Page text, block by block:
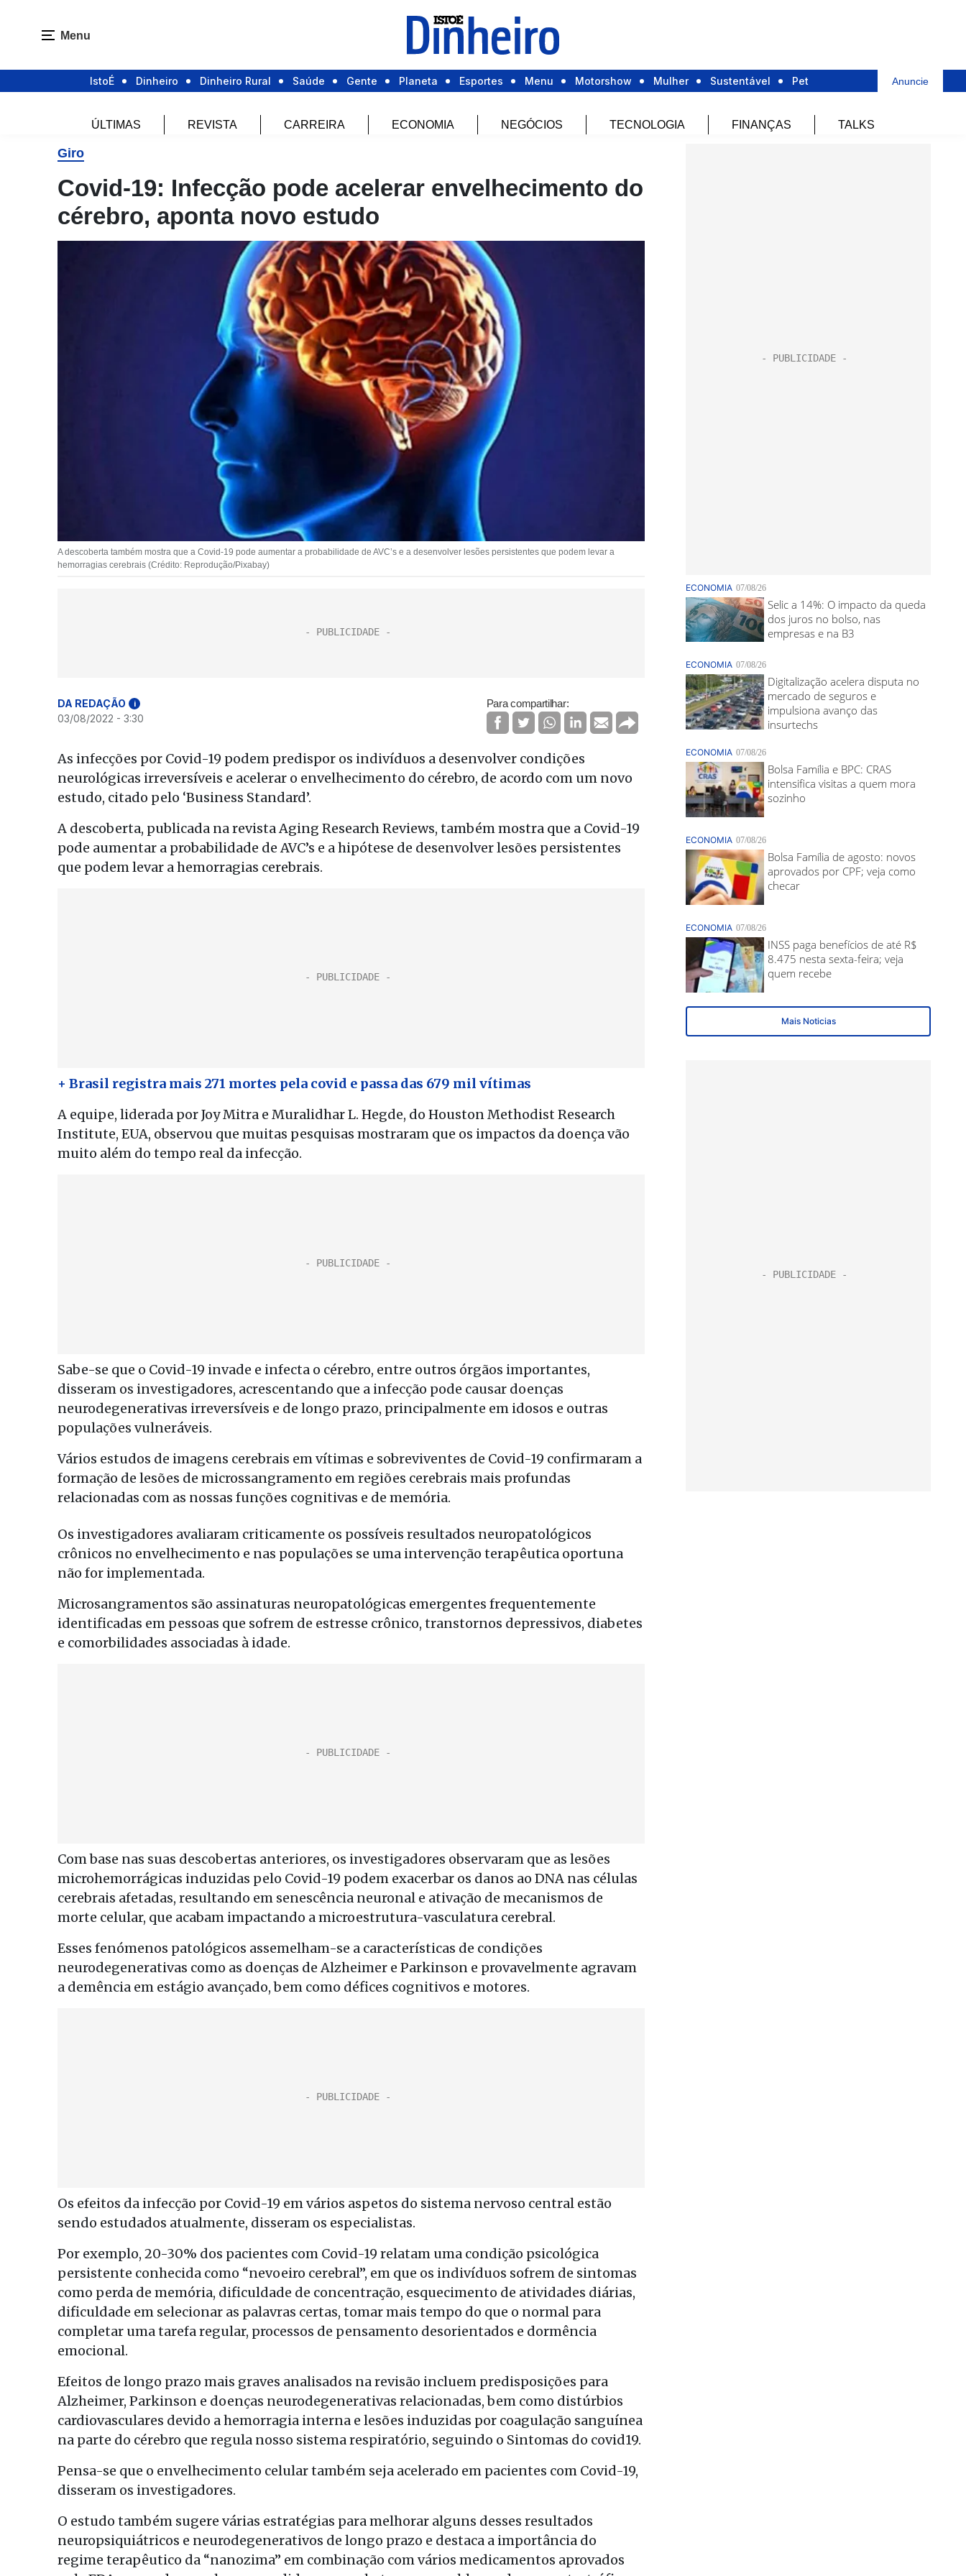
Menu
IstoÉ Dinheiro Dinheiro Rural Saúde Gente Planeta Esportes Menu Motorshow Mulher Sustentável Pet Anuncie
ÚLTIMAS REVISTA CARREIRA ECONOMIA NEGÓCIOS TECNOLOGIA FINANÇAS TALKS
Giro
Covid-19: Infecção pode acelerar envelhecimento do
cérebro, aponta novo estudo
A descoberta também mostra que a Covid-19 pode aumentar a probabilidade de AVC’s e a desenvolver lesões persistentes que podem levar a
hemorragias cerebrais (Crédito: Reprodução/Pixabay)
DA REDAÇÃO i
03/08/2022 - 3:30
Para compartilhar:
As infecções por Covid-19 podem predispor os indivíduos a desenvolver condições
neurológicas irreversíveis e acelerar o envelhecimento do cérebro, de acordo com um novo
estudo, citado pelo ‘Business Standard’.
A descoberta, publicada na revista Aging Research Reviews, também mostra que a Covid-19
pode aumentar a probabilidade de AVC’s e a hipótese de desenvolver lesões persistentes
que podem levar a hemorragias cerebrais.
+ Brasil registra mais 271 mortes pela covid e passa das 679 mil vítimas
A equipe, liderada por Joy Mitra e Muralidhar L. Hegde, do Houston Methodist Research
Institute, EUA, observou que muitas pesquisas mostraram que os impactos da doença vão
muito além do tempo real da infecção.
Sabe-se que o Covid-19 invade e infecta o cérebro, entre outros órgãos importantes,
disseram os investigadores, acrescentando que a infecção pode causar doenças
neurodegenerativas irreversíveis e de longo prazo, principalmente em idosos e outras
populações vulneráveis.
Vários estudos de imagens cerebrais em vítimas e sobreviventes de Covid-19 confirmaram a
formação de lesões de microssangramento em regiões cerebrais mais profundas
relacionadas com as nossas funções cognitivas e de memória.
Os investigadores avaliaram criticamente os possíveis resultados neuropatológicos
crônicos no envelhecimento e nas populações se uma intervenção terapêutica oportuna
não for implementada.
Microsangramentos são assinaturas neuropatológicas emergentes frequentemente
identificadas em pessoas que sofrem de estresse crônico, transtornos depressivos, diabetes
e comorbilidades associadas à idade.
Com base nas suas descobertas anteriores, os investigadores observaram que as lesões
microhemorrágicas induzidas pelo Covid-19 podem exacerbar os danos ao DNA nas células
cerebrais afetadas, resultando em senescência neuronal e ativação de mecanismos de
morte celular, que acabam impactando a microestrutura-vasculatura cerebral.
Esses fenómenos patológicos assemelham-se a características de condições
neurodegenerativas como as doenças de Alzheimer e Parkinson e provavelmente agravam
a demência em estágio avançado, bem como défices cognitivos e motores.
Os efeitos da infecção por Covid-19 em vários aspetos do sistema nervoso central estão
sendo estudados atualmente, disseram os especialistas.
Por exemplo, 20-30% dos pacientes com Covid-19 relatam uma condição psicológica
persistente conhecida como “nevoeiro cerebral”, em que os indivíduos sofrem de sintomas
como perda de memória, dificuldade de concentração, esquecimento de atividades diárias,
dificuldade em selecionar as palavras certas, tomar mais tempo do que o normal para
completar uma tarefa regular, processos de pensamento desorientados e dormência
emocional.
Efeitos de longo prazo mais graves analisados ​​na revisão incluem predisposições para
Alzheimer, Parkinson e doenças neurodegenerativas relacionadas, bem como distúrbios
cardiovasculares devido a hemorragia interna e lesões induzidas por coagulação sanguínea
na parte do cérebro que regula nosso sistema respiratório, seguindo o Sintomas do covid19.
Pensa-se que o envelhecimento celular também seja acelerado em pacientes com Covid-19,
disseram os investigadores.
O estudo também sugere várias estratégias para melhorar alguns desses resultados
neuropsiquiátricos e neurodegenerativos de longo prazo e destaca a importância do
regime terapêutico da “nanozima” em combinação com vários medicamentos aprovados